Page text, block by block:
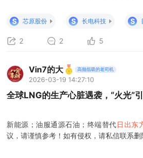
出，2026年AI相关主芯片、周边IC需求将
S 芯原股份 S 长电科技 S
2 2 5
Vin7的大 高抛低吸的老司机
2026-03-19 14:27:10
全球LNG的生产心脏遇袭，“火光”
新能源；油服通源石油；终端替代日出东
议，请谨慎参考！如有侵权，请私信联系